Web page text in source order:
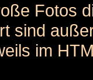
Fotos
sind
im